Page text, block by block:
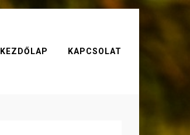
KEZDŐLAP KAPCSOLAT